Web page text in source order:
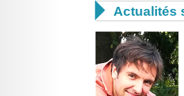
 Actualités